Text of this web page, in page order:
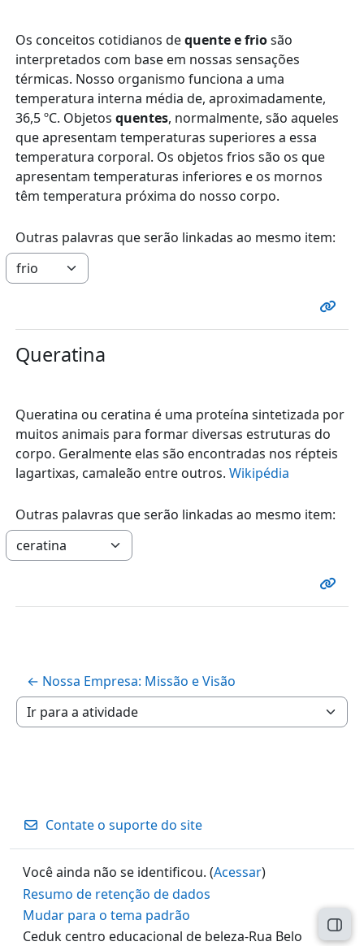
Os conceitos cotidianos dequente e friosão
interpretados com base em nossas sensações
térmicas. Nosso organismo funciona a uma
temperatura interna média de, aproximadamente,
36,5 ºC. Objetos quentes, normalmente, são aqueles
que apresentam temperaturas superiores a essa
temperatura corporal. Os objetos frios são os que
apresentam temperaturas inferiores e os mornos
têm temperatura próxima do nosso corpo.
Outras palavras que serão linkadas ao mesmo item:
Queratina
Queratina ou ceratina é uma proteína sintetizada por
muitos animais para formar diversas estruturas do
corpo. Geralmente elas são encontradas nos répteis
lagartixas, camaleão entre outros. Wikipédia
Outras palavras que serão linkadas ao mesmo item:
← Nossa Empresa: Missão e Visão
Ir para a atividade
Contate o suporte do site
Você ainda não se identificou. (Acessar)
Resumo de retenção de dados
Mudar para o tema padrão
Ceduk centro educacional de beleza-Rua Belo